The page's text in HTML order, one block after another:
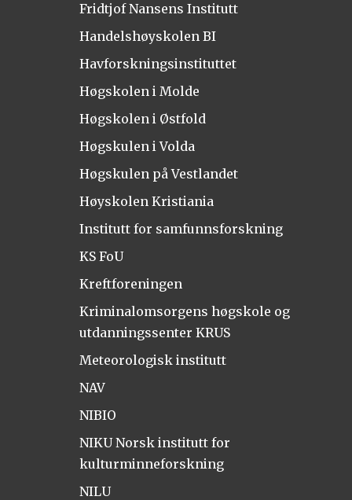
Fridtjof Nansens Institutt
Handelshøyskolen BI
Havforskningsinstituttet
Høgskolen i Molde
Høgskolen i Østfold
Høgskulen i Volda
Høgskulen på Vestlandet
Høyskolen Kristiania
Institutt for samfunnsforskning
KS FoU
Kreftforeningen
Kriminalomsorgens høgskole og
utdanningssenter KRUS
Meteorologisk institutt
NAV
NIBIO
NIKU Norsk institutt for
kulturminneforskning
NILU